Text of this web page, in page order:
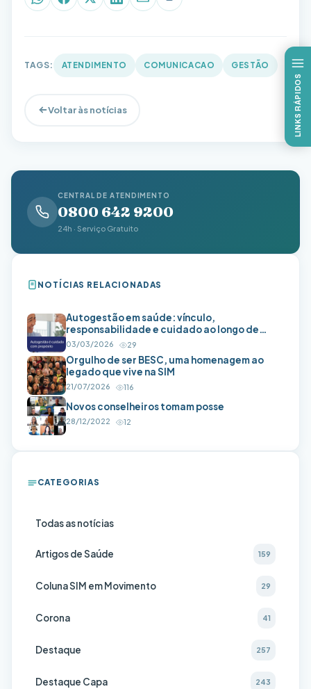
TAGS: ATENDIMENTO COMUNICACAO GESTÃO
Voltar às notícias
CENTRAL DE ATENDIMENTO
0800 642 9200
24h · Serviço Gratuito
NOTÍCIAS RELACIONADAS
Autogestão em saúde: vínculo,
responsabilidade e cuidado ao longo de
toda a vida
03/03/2026 29
Orgulho de ser BESC, uma homenagem ao
legado que vive na SIM
21/07/2026 116
Novos conselheiros tomam posse
28/12/2022 12
CATEGORIAS
Todas as notícias
Artigos de Saúde 159
Coluna SIM em Movimento 29
Corona 41
Destaque 257
Destaque Capa 243
LINKS RÁPIDOS